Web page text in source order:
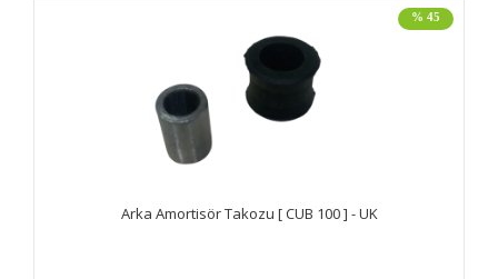
% 45
Arka Amortisör Takozu [ CUB 100 ] - UK